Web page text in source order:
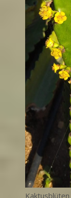
Kaktusblüten